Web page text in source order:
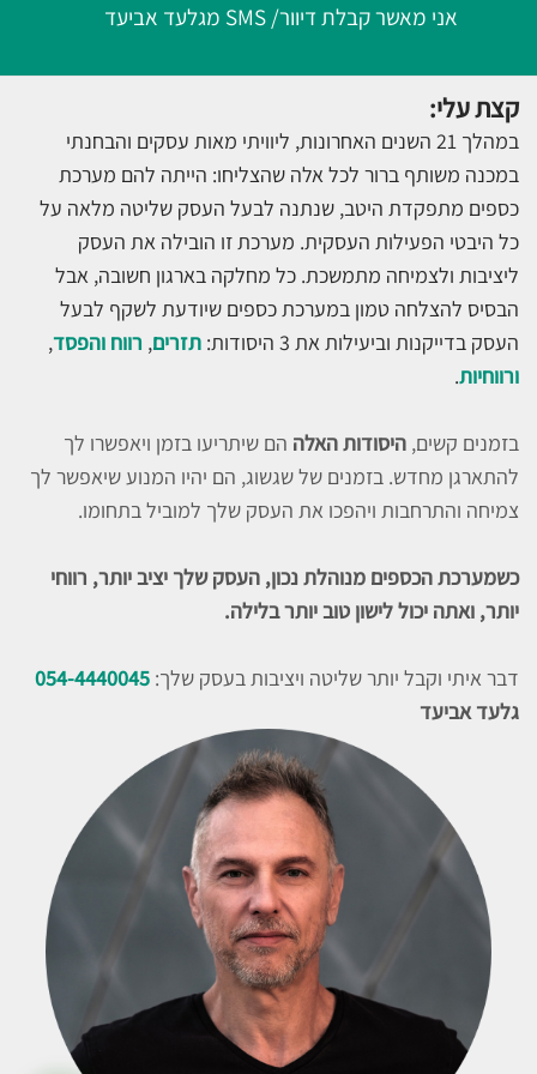
אני מאשר קבלת דיוור/ SMS מגלעד אביעד
קצת עלי:
במהלך 21 השנים האחרונות, ליוויתי מאות עסקים והבחנתי
במכנה משותף ברור לכל אלה שהצליחו: הייתה להם מערכת
כספים מתפקדת היטב, שנתנה לבעל העסק שליטה מלאה על
כל היבטי הפעילות העסקית. מערכת זו הובילה את העסק
ליציבות ולצמיחה מתמשכת. כל מחלקה בארגון חשובה, אבל
הבסיס להצלחה טמון במערכת כספים שיודעת לשקף לבעל
העסק בדייקנות וביעילות את 3 היסודות:
תזרים, רווח והפסד,
ורווחיות.
בזמנים קשים, היסודות האלה הם שיתריעו בזמן ויאפשרו לך
להתארגן מחדש. בזמנים של שגשוג, הם יהיו המנוע שיאפשר לך
צמיחה והתרחבות ויהפכו את העסק שלך למוביל בתחומו.
כשמערכת הכספים מנוהלת נכון, העסק שלך יציב יותר, רווחי
יותר, ואתה יכול לישון טוב יותר בלילה.
דבר איתי וקבל יותר שליטה ויציבות בעסק שלך: 054-4440045
גלעד אביעד